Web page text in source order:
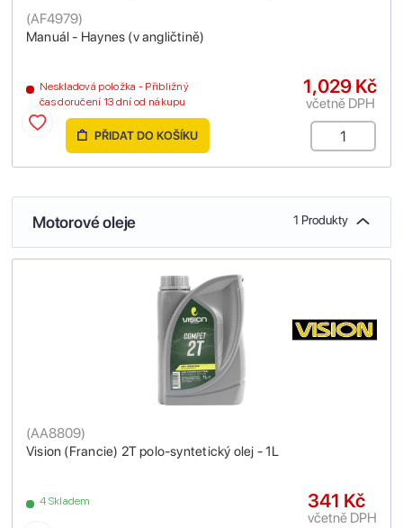
Manuál - Haynes (v angličtině)
(AF4979)
Neskladová položka - Přibližný
čas doručení 13 dní od nákupu
1,029 Kč
včetně DPH
PŘIDAT DO KOŠÍKU
Motorové oleje 1 Produkty
Vision (Francie) 2T polo-syntetický olej - 1L
(AA8809)
4 Skladem 341 Kč
včetně DPH